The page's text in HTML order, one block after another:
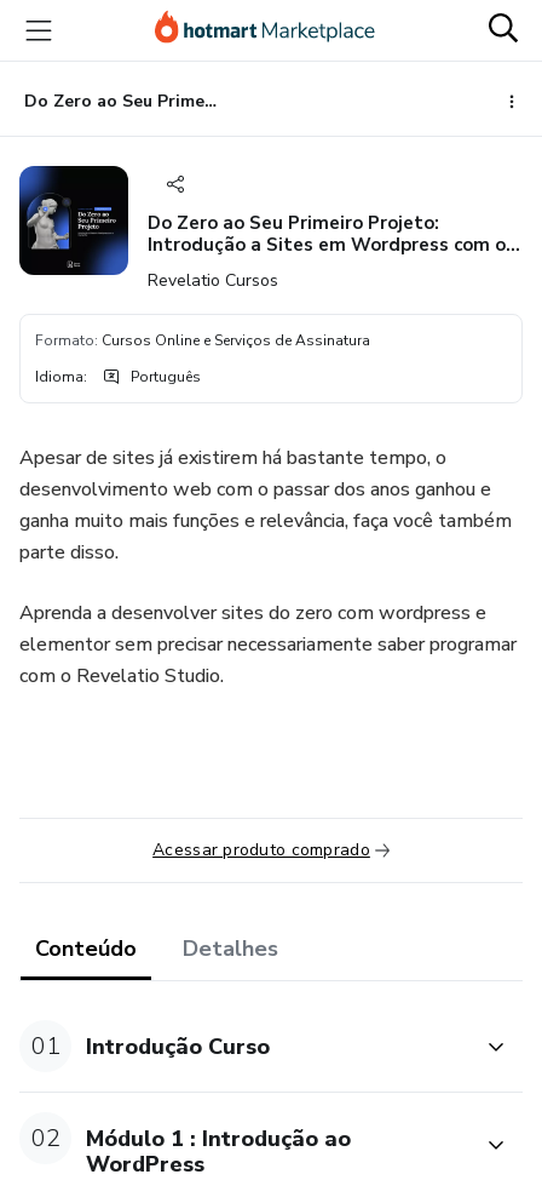
para
conteúdo
principal
para
pagamento
para
rodapé
Do Zero ao Seu Primeiro Projeto: Introdução a Sites em Wordpress com o Elementor
Do Zero ao Seu Primeiro Projeto:
Introdução a Sites em Wordpress com o
Revelatio Cursos
Formato: Cursos Online e Serviços de Assinatura
Idioma: Português
Apesar de sites já existirem há bastante tempo, o
desenvolvimento web com o passar dos anos ganhou e
ganha muito mais funções e relevância, faça você também
parte disso.
Aprenda a desenvolver sites do zero com wordpress e
elementor sem precisar necessariamente saber programar
com o Revelatio Studio.
Acessar produto comprado
Conteúdo Detalhes
01 Introdução Curso
02
Módulo 1 : Introdução ao
WordPress